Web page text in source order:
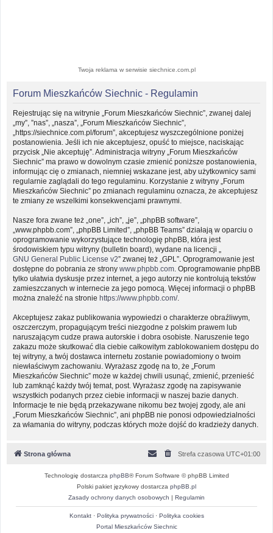
Twoja reklama w serwisie siechnice.com.pl
Forum Mieszkańców Siechnic - Regulamin
Rejestrując się na witrynie „Forum Mieszkańców Siechnic”, zwanej dalej
„my”, ”nas”, „nasza”, „Forum Mieszkańców Siechnic”,
„https://siechnice.com.pl/forum”, akceptujesz wyszczególnione poniżej
postanowienia. Jeśli ich nie akceptujesz, opuść to miejsce, naciskając
przycisk „Nie akceptuję”. Administracja witryny „Forum Mieszkańców
Siechnic” ma prawo w dowolnym czasie zmienić poniższe postanowienia,
informując cię o zmianach, niemniej wskazane jest, aby użytkownicy sami
regularnie zaglądali do tego regulaminu. Korzystanie z witryny „Forum
Mieszkańców Siechnic” po zmianach regulaminu oznacza, że akceptujesz
te zmiany ze wszelkimi konsekwencjami prawnymi.
Nasze fora zwane też „one”, „ich”, „je”, „phpBB software”,
„www.phpbb.com”, „phpBB Limited”, „phpBB Teams” działają w oparciu o
oprogramowanie wykorzystujące technologię phpBB, która jest
środowiskiem typu witryny (bulletin board), wydane na licencji „
GNU General Public License v2” zwanej też „GPL”. Oprogramowanie jest
dostępne do pobrania ze strony www.phpbb.com . Oprogramowanie phpBB
tylko ułatwia dyskusje przez internet, a jego autorzy nie kontrolują tekstów
zamieszczanych w internecie za jego pomocą. Więcej informacji o phpBB
można znaleźć na stronie https://www.phpbb.com/.
Akceptujesz zakaz publikowania wypowiedzi o charakterze obraźliwym,
oszczerczym, propagującym treści niezgodne z polskim prawem lub
naruszającym cudze prawa autorskie i dobra osobiste. Naruszenie tego
zakazu może skutkować dla ciebie całkowitym zablokowaniem dostępu do
tej witryny, a twój dostawca internetu zostanie powiadomiony o twoim
niewłaściwym zachowaniu. Wyrażasz zgodę na to, że „Forum
Mieszkańców Siechnic” może w każdej chwili usunąć, zmienić, przenieść
lub zamknąć każdy twój temat, post. Wyrażasz zgodę na zapisywanie
wszystkich podanych przez ciebie informacji w naszej bazie danych.
Informacje te nie będą przekazywane nikomu bez twojej zgody, ale ani
„Forum Mieszkańców Siechnic”, ani phpBB nie ponosi odpowiedzialności
za włamania do witryny, podczas których może dojść do kradzieży danych.
Strona główna Strefa czasowa UTC+01:00
Technologię dostarcza phpBB® Forum Software © phpBB Limited
Polski pakiet językowy dostarcza phpBB.pl
Zasady ochrony danych osobowych | Regulamin
Kontakt· Polityka prywatności· Polityka cookies
Portal Mieszkańców Siechnic